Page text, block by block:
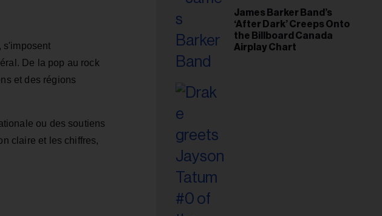
s'imposent
De la pop au rock
et des régions
ou des soutiens
claire et les chiffres,
James Barker Band’s
‘After Dark’ Creeps Onto
the Billboard Canada
Airplay Chart